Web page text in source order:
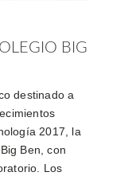
BIG
destinado a
2017, la
Ben, con
Los